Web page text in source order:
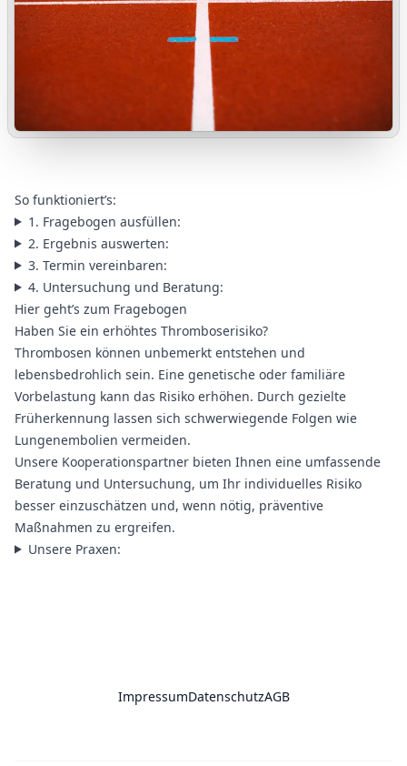
So funktioniert’s:
1. Fragebogen ausfüllen:
2. Ergebnis auswerten:
3. Termin vereinbaren:
4. Untersuchung und Beratung:
Hier geht’s zum Fragebogen
Haben Sie ein erhöhtes Thromboserisiko?
Thrombosen können unbemerkt entstehen und
lebensbedrohlich sein. Eine genetische oder familiäre
Vorbelastung kann das Risiko erhöhen. Durch gezielte
Früherkennung lassen sich schwerwiegende Folgen wie
Lungenembolien vermeiden.
Unsere Kooperationspartner bieten Ihnen eine umfassende
Beratung und Untersuchung, um Ihr individuelles Risiko
besser einzuschätzen und, wenn nötig, präventive
Maßnahmen zu ergreifen.
Unsere Praxen:
ImpressumDatenschutzAGB